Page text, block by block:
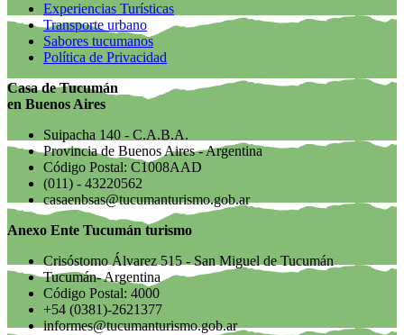
Experiencias Turísticas
Transporte urbano
Sabores tucumanos
Política de Privacidad
Casa de Tucumán
en Buenos Aires
Suipacha 140 - C.A.B.A.
Provincia de Buenos Aires - Argentina
Código Postal: C1008AAD
(011) - 43220562
casaenbsas@tucumanturismo.gob.ar
Anexo Ente Tucumán turismo
Crisóstomo Álvarez 515 - San Miguel de Tucumán
Tucumán- Argentina
Código Postal: 4000
+54 (0381)-2621377
informes@tucumanturismo.gob.ar